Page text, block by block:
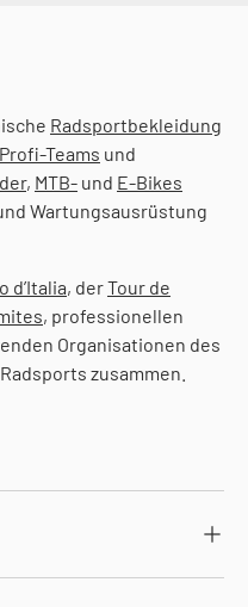
Radsportbekleidung
Teams und
, MTB- und E-Bikes
Wartungsausrüstung
d’Italia, derTour de
, professionellen
Organisationen des
zusammen.